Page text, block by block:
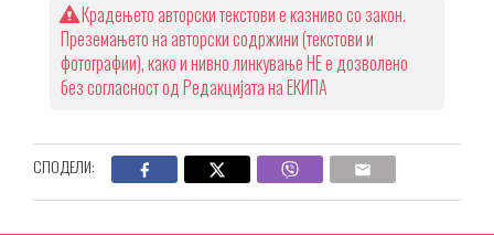
Крадењето авторски текстови е казниво со закон.
Преземањето на авторски содржини (текстови и
фотографии), како и нивно линкување НЕ е дозволено
без согласност од Редакцијата на ЕКИПА
СПОДЕЛИ: